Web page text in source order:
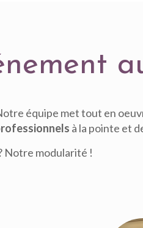
équipe met tout en
à la pointe et
Notre modularité !